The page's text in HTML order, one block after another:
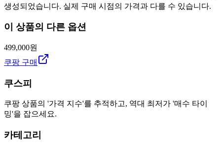
생성되었습니다. 실제 구매 시점의 가격과 다를 수 있습니다.
이 상품의 다른 옵션
499,000원
쿠팡 구매
쿠스피
쿠팡 상품의 '가격 지수'를 추적하고, 역대 최저가 '매수 타이
밍'을 잡으세요.
카테고리